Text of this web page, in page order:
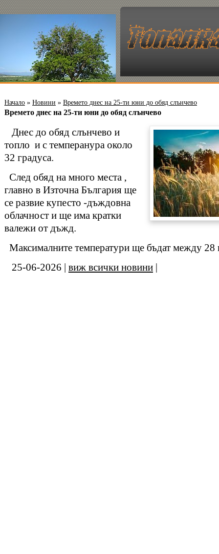
Начало » Новини » Времето днес на 25-ти юни до обяд слънчево
Времето днес на 25-ти юни до обяд слънчево
Днес до обяд слънчево и
топло и с темперанура около
32 градуса.
След обяд на много места ,
главно в Източна България ще
се развие купесто -дъждовна
облачност и ще има кратки
валежи от дъжд.
Максималните температури ще бъдат между 28
25-06-2026 | виж всички новини |